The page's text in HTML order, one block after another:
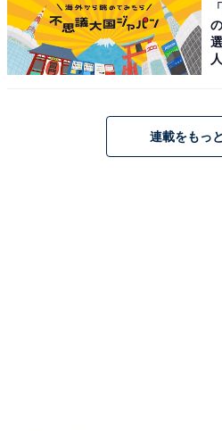
連載をもっ